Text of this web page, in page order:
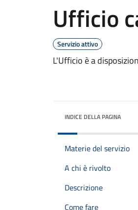
Ufficio
Servizio attivo
L'Ufficio è a
INDICE DELLA PAGINA
Materie del servizio
A chi è rivolto
Descrizione
Come fare